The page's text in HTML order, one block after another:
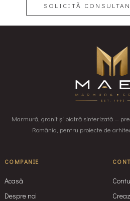
SOLICITĂ
Marmură, granit și piatră sinterizată —
România, pentru proiecte de
COMPANIE
Acasă
Despre noi
CONT